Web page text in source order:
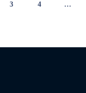
3 4 …